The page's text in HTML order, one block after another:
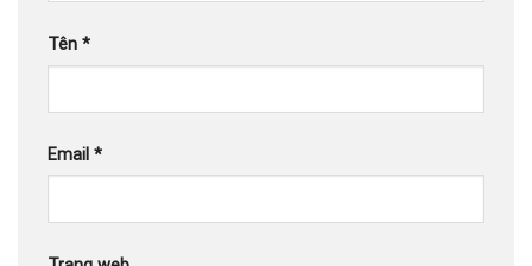
Tên *
Email *